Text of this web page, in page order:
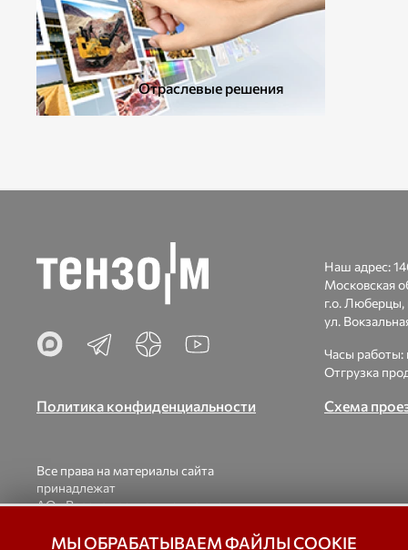
Отраслевые решения
Политика конфиденциальности
Наш адрес:
Московская
г.о. Люберцы,
ул.
Часы работы:
Отгрузка
Схема
Все права на материалы сайта
принадлежат
АО «Весоизмерительная компания
При использовании материалов ссылка на
© 1998-2026
МЫ ОБРАБАТЫВАЕМ ФАЙЛЫ COOKIE